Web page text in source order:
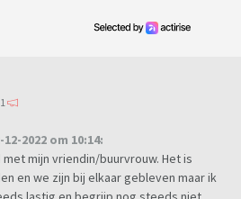
2022 om 10:14:
mijn vriendin/buurvrouw. Het is
en we zijn bij elkaar gebleven maar ik